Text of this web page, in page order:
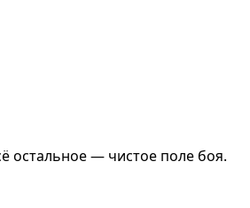
остальное — чистое поле боя.